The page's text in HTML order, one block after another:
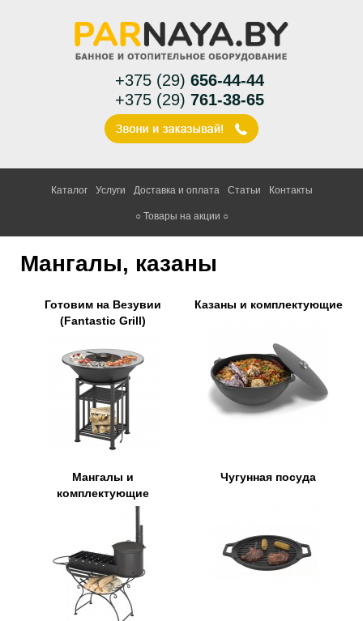
+375 (29) 656-44-44
+375 (29) 761-38-65
Каталог Услуги Доставка и оплата Статьи Контакты
○ Товары на акции ○
Мангалы, казаны
Готовим на Везувии
(Fantastic Grill)
Казаны и комплектующие
Мангалы и
комплектующие
Чугунная посуда